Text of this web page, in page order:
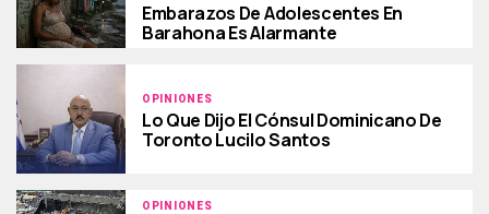
Embarazos De Adolescentes En
Barahona Es Alarmante
OPINIONES
Lo Que Dijo El Cónsul Dominicano De
Toronto Lucilo Santos
OPINIONES